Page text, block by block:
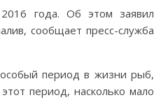
года. Об этом заявил
сообщает пресс-служба
период в жизни рыб,
период, насколько мало